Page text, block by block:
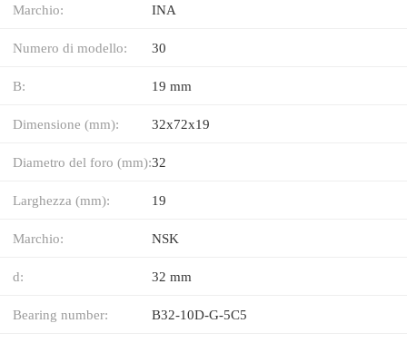
Marchio: INA
Numero di modello: 30
B: 19 mm
Dimensione (mm): 32x72x19
Diametro del foro (mm):32
Larghezza (mm): 19
Marchio: NSK
d: 32 mm
Bearing number: B32-10D-G-5C5